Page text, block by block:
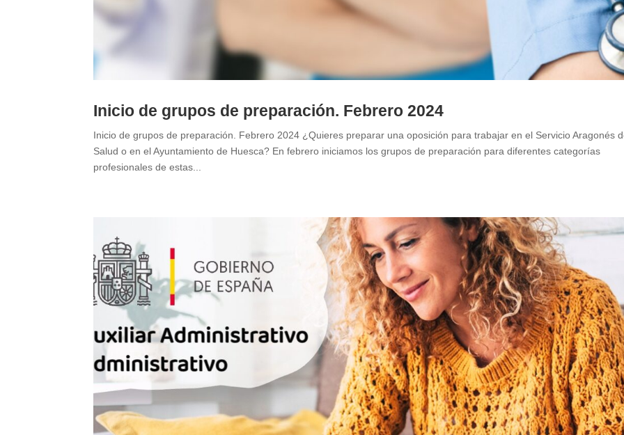
Inicio de grupos de preparación. Febrero 2024
Inicio de grupos de preparación. Febrero 2024 ¿Quieres preparar una oposición para trabajar en el Servicio Aragonés
Salud o en el Ayuntamiento de Huesca? En febrero iniciamos los grupos de preparación para diferentes categorías
profesionales de estas...